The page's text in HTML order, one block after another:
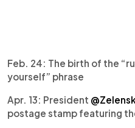
Feb. 24: The birth of the
yourself” phrase
Apr. 13: President
postage stamp featuring